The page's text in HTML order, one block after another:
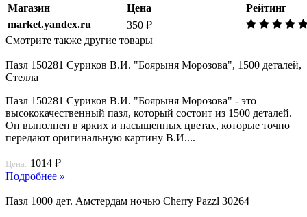
Магазин
Цена
Рейтинг
market.yandex.ru
350 ₽
Смотрите также другие товары
Пазл 150281 Суриков В.И. "Боярыня Морозова", 1500 деталей,
Стелла
Пазл 150281 Суриков В.И. "Боярыня Морозова" - это
высококачественный пазл, который состоит из 1500 деталей.
Он выполнен в ярких и насыщенных цветах, которые точно
передают оригинальную картину В.И....
Цена: 1014 ₽
Подробнее »
Пазл 1000 дет. Амстердам ночью Cherry Pazzl 30264